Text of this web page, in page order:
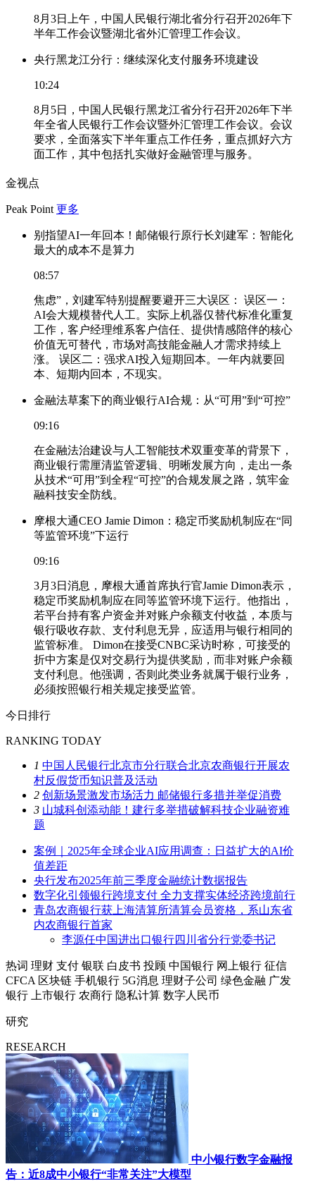
8月3日上午，中国人民银行湖北省分行召开2026年下
半年工作会议暨湖北省外汇管理工作会议。
央行黑龙江分行：继续深化支付服务环境建设
10:24
8月5日，中国人民银行黑龙江省分行召开2026年下半
年全省人民银行工作会议暨外汇管理工作会议。会议
要求，全面落实下半年重点工作任务，重点抓好六方
面工作，其中包括扎实做好金融管理与服务。
金视点
Peak Point 更多
别指望AI一年回本！邮储银行原行长刘建军：智能化
最大的成本不是算力
08:57
焦虑”，刘建军特别提醒要避开三大误区： 误区一：
AI会大规模替代人工。实际上机器仅替代标准化重复
工作，客户经理维系客户信任、提供情感陪伴的核心
价值无可替代，市场对高技能金融人才需求持续上
涨。 误区二：强求AI投入短期回本。一年内就要回
本、短期内回本，不现实。
金融法草案下的商业银行AI合规：从“可用”到“可控”
09:16
在金融法治建设与人工智能技术双重变革的背景下，
商业银行需厘清监管逻辑、明晰发展方向，走出一条
从技术“可用”到全程“可控”的合规发展之路，筑牢金
融科技安全防线。
摩根大通CEO Jamie Dimon：稳定币奖励机制应在“同
等监管环境”下运行
09:16
3月3日消息，摩根大通首席执行官Jamie Dimon表示，
稳定币奖励机制应在同等监管环境下运行。他指出，
若平台持有客户资金并对账户余额支付收益，本质与
银行吸收存款、支付利息无异，应适用与银行相同的
监管标准。 Dimon在接受CNBC采访时称，可接受的
折中方案是仅对交易行为提供奖励，而非对账户余额
支付利息。他强调，否则此类业务就属于银行业务，
必须按照银行相关规定接受监管。
今日排行
RANKING TODAY
1 中国人民银行北京市分行联合北京农商银行开展农
村反假货币知识普及活动
2 创新场景激发市场活力 邮储银行多措并举促消费
3 山城科创添动能！建行多举措破解科技企业融资难
题
案例｜2025年全球企业AI应用调查：日益扩大的AI价
值差距
央行发布2025年前三季度金融统计数据报告
数字化引领银行跨境支付 全力支撑实体经济跨境前行
青岛农商银行获上海清算所清算会员资格，系山东省
内农商银行首家
李源任中国进出口银行四川省分行党委书记
热词 理财 支付 银联 白皮书 投顾 中国银行 网上银行 征信
CFCA 区块链 手机银行 5G消息 理财子公司 绿色金融 广发
银行
上市银行 农商行 隐私计算 数字人民币
研究
RESEARCH
中小银行数字金融报
告：近8成中小银行“非常关注”大模型